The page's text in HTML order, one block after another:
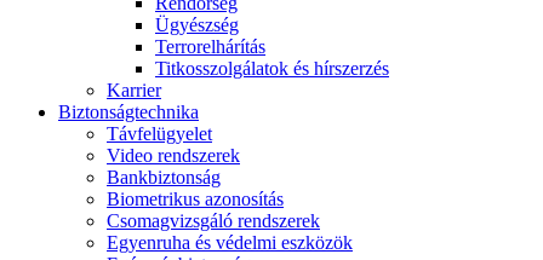
Ügyészség
Terrorelhárítás
Titkosszolgálatok és hírszerzés
Karrier
Biztonságtechnika
Távfelügyelet
Video rendszerek
Bankbiztonság
Biometrikus azonosítás
Csomagvizsgáló rendszerek
Egyenruha és védelmi eszközök